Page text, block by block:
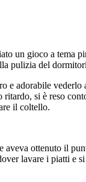
un gioco a tema
pulizia del
e adorabile vederlo
ritardo, si è reso
il coltello.
aveva ottenuto il
lavare i piatti e